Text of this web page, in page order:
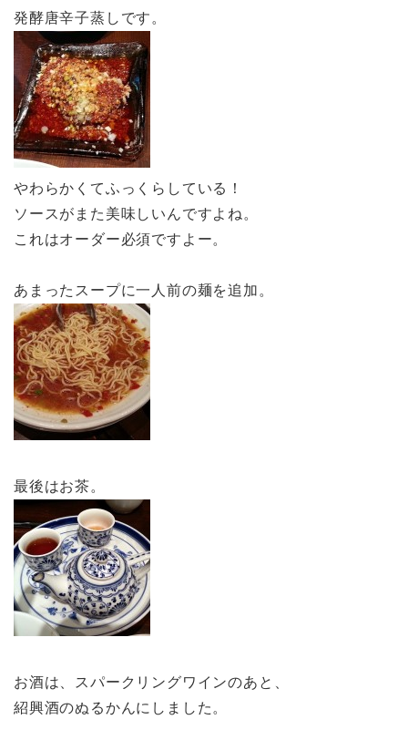
発酵唐辛子蒸しです。
やわらかくてふっくらしている！
ソースがまた美味しいんですよね。
これはオーダー必須ですよー。
あまったスープに一人前の麺を追加。
最後はお茶。
お酒は、スパークリングワインのあと、
紹興酒のぬるかんにしました。